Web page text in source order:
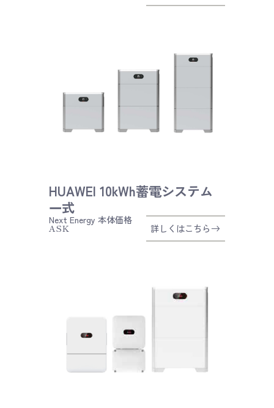
HUAWEI 10kWh蓄電システム
一式
Next Energy 本体価格
ASK 詳しくはこちら